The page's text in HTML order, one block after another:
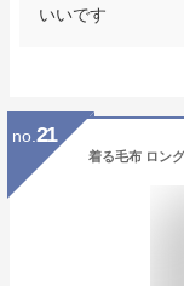
いいです
no. 21